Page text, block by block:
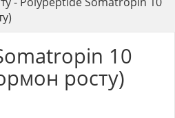
10
росту)